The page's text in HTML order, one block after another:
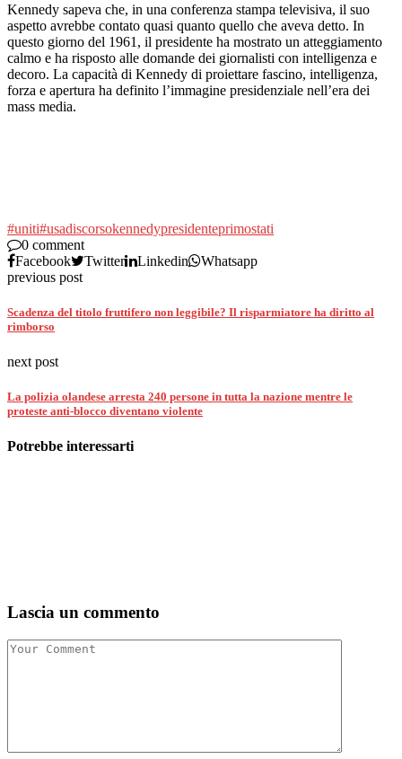
Kennedy sapeva che, in una conferenza stampa televisiva, il suo
aspetto avrebbe contato quasi quanto quello che aveva detto. In
questo giorno del 1961, il presidente ha mostrato un atteggiamento
calmo e ha risposto alle domande dei giornalisti con intelligenza e
decoro. La capacità di Kennedy di proiettare fascino, intelligenza,
forza e apertura ha definito l’immagine presidenziale nell’era dei
mass media.
#uniti#usadiscorsokennedypresidenteprimostati
0 comment
Facebook
Twitter Linkedin
Whatsapp
previous post
Scadenza del titolo fruttifero non leggibile? Il risparmiatore ha diritto al
rimborso
next post
La polizia olandese arresta 240 persone in tutta la nazione mentre le
proteste anti-blocco diventano violente
Potrebbe interessarti
Lascia un commento